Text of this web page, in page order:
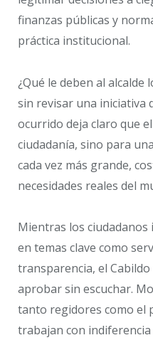
finanzas públicas y
práctica institucional.
¿Qué le deben al
sin revisar una iniciativa
ocurrido deja claro que
ciudadanía, sino para
cada vez más grande,
necesidades reales del
Mientras los ciudadanos
en temas clave como
transparencia, el
aprobar sin escuchar.
tanto regidores como el
trabajan con